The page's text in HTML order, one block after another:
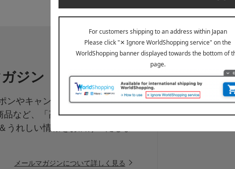
ジン
ンやキャンペーン、新着・SAL
品など、「高島屋オンラインス
うれしい情報をお届けいたしま
メールマガジンについて詳しく見る